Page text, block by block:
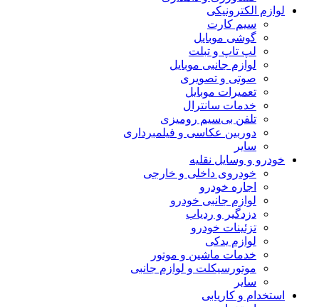
لوازم الکترونیکی
سیم کارت
گوشی موبایل
لپ تاپ و تبلت
لوازم جانبی موبایل
صوتی و تصویری
تعمیرات موبایل
خدمات سانترال
تلفن بی‌سیم رومیزی
دوربین عکاسی و فیلمبرداری
سایر
خودرو و وسایل نقلیه
خودروی داخلی و خارجی
اجاره خودرو
لوازم جانبی خودرو
دزدگیر و ردیاب
تزئینات خودرو
لوازم یدکی
خدمات ماشین و موتور
موتورسیکلت و لوازم جانبی
سایر
استخدام و کاریابی